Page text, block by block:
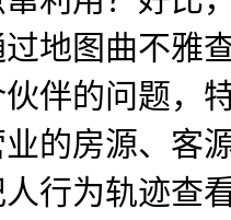
地图曲不雅
伴的问题，
的房源、客
行为轨迹查